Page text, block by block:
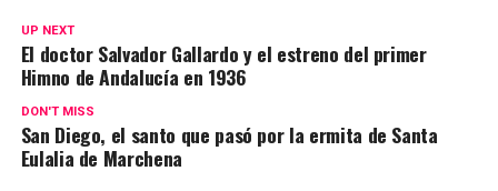
UP NEXT
El doctor Salvador Gallardo y el estreno del primer
Himno de Andalucía en 1936
DON'T MISS
San Diego, el santo que pasó por la ermita de Santa
Eulalia de Marchena